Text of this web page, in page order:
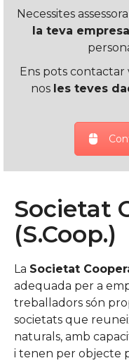
Necessites
la teva
Ens pots contactar
nos les teves
Societat
(S.Coop.)
La Societat
adequada per a
treballadors són
societats que
naturals, amb
i tenen per objecte